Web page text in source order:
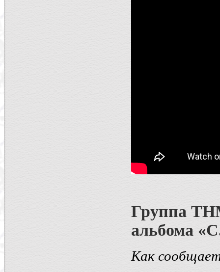
Группа
альбома
Как